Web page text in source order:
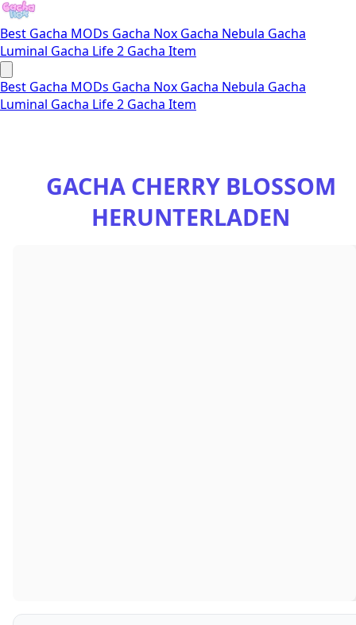
Best Gacha MODs Gacha Nox Gacha Nebula Gacha
Luminal Gacha Life 2 Gacha Item
Best Gacha MODs Gacha Nox Gacha Nebula Gacha
Luminal Gacha Life 2 Gacha Item
GACHA CHERRY BLOSSOM
HERUNTERLADEN